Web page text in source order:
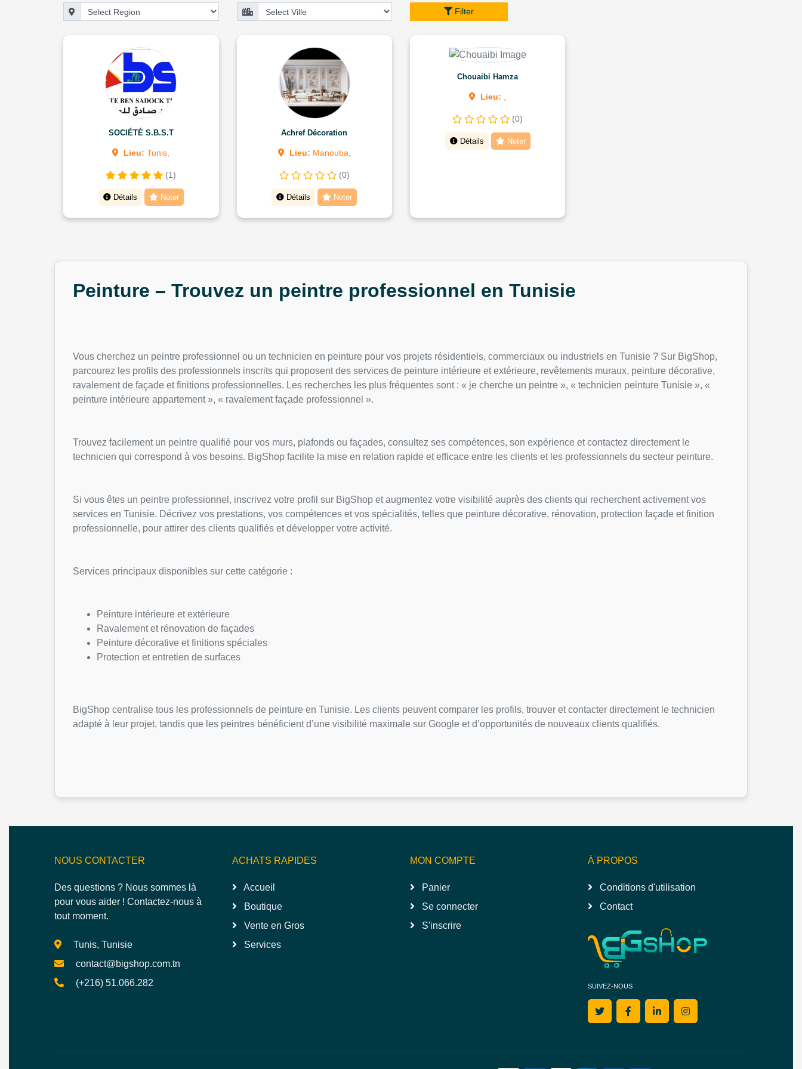
Filter
SOCIÉTÉ S.B.S.T
Lieu: Tunis,
(1)
Détails Noter
Achref Décoration
Lieu: Manouba,
(0)
Détails Noter
Chouaibi Hamza
Lieu:
(0)
Détails Noter
Peinture – Trouvez un peintre professionnel en Tunisie
Vous cherchez un peintre professionnel ou un technicien en peinture pour vos projets résidentiels, commerciaux ou industriels en Tunisie ? Sur BigShop,
parcourez les profils des professionnels inscrits qui proposent des services de peinture intérieure et extérieure, revêtements muraux, peinture décorative,
ravalement de façade et finitions professionnelles. Les recherches les plus fréquentes sont : « je cherche un peintre », « technicien peinture Tunisie », «
peinture intérieure appartement », « ravalement façade professionnel ».
Trouvez facilement un peintre qualifié pour vos murs, plafonds ou façades, consultez ses compétences, son expérience et contactez directement le
technicien qui correspond à vos besoins. BigShop facilite la mise en relation rapide et efficace entre les clients et les professionnels du secteur peinture.
Si vous êtes un peintre professionnel, inscrivez votre profil sur BigShop et augmentez votre visibilité auprès des clients qui recherchent activement vos
services en Tunisie. Décrivez vos prestations, vos compétences et vos spécialités, telles que peinture décorative, rénovation, protection façade et finition
professionnelle, pour attirer des clients qualifiés et développer votre activité.
Services principaux disponibles sur cette catégorie :
Peinture intérieure et extérieure
Ravalement et rénovation de façades
Peinture décorative et finitions spéciales
Protection et entretien de surfaces
BigShop centralise tous les professionnels de peinture en Tunisie. Les clients peuvent comparer les profils, trouver et contacter directement le technicien
adapté à leur projet, tandis que les peintres bénéficient d’une visibilité maximale sur Google et d’opportunités de nouveaux clients qualifiés.
NOUS CONTACTER
Des questions ? Nous sommes là
pour vous aider ! Contactez-nous à
tout moment.
Tunis, Tunisie
contact@bigshop.com.tn
(+216) 51.066.282
ACHATS RAPIDES
Accueil
Boutique
Vente en Gros
Services
MON COMPTE
Panier
Se connecter
S'inscrire
À PROPOS
Conditions d'utilisation
Contact
SUIVEZ-NOUS